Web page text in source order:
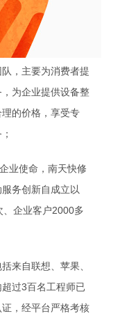
，主要为消费者提
为企业提供设备整
的价格，享受专
业使命，南天快修
务创新自成立以
企业客户2000多
来自联想、苹果、
过3百名工程师已
，经平台严格考核